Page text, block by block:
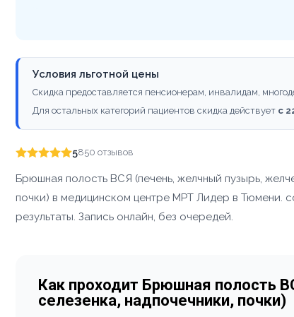
Условия льготной цены
Скидка предоставляется пенсионерам, инвалидам,
Для остальных категорий пациентов скидка действует с
5850 отзывов
Брюшная полость ВСЯ (печень, желчный пузырь,
почки) в медицинском центре МРТ Лидер в Тюмени.
результаты. Запись онлайн, без очередей.
Как проходит Брюшная полость
селезенка, надпочечники, почки)